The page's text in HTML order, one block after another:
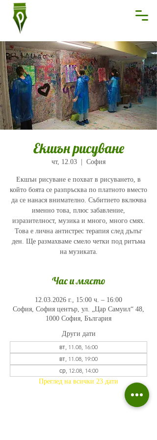
Екшън рисуване
чт, 12.03 София
Екшън рисуване е похват в рисуването, в
който боята се разпръсква по платното вместо
да се нанася внимателно. Събитието включва
именно това, плюс забавление,
изразителност, музика и много, много смях.
Това е лична антистрес терапия след дълъг
ден. Ще размахваме смело четки под ритъма
на музиката.
Час и място
12.03.2026 г., 15:00 ч. – 16:00
София, София център, ул. „Цар Самуил“ 48,
1000 София, България
Други дати
вт, 11.08, 16:00
вт, 11.08, 19:00
ср, 12.08, 14:00
Преглед на всички 23 дати